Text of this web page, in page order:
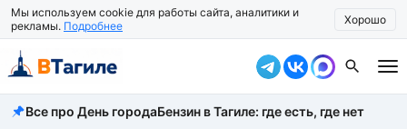
Мы используем cookie для работы сайта, аналитики и
рекламы. Подробнее Хорошо
Все новости
Все про День городаБензин в Тагиле: где есть, где нет